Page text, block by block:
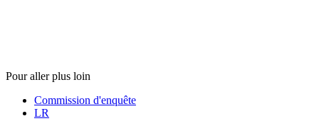
Pour aller plus loin
Commission d'enquête
LR